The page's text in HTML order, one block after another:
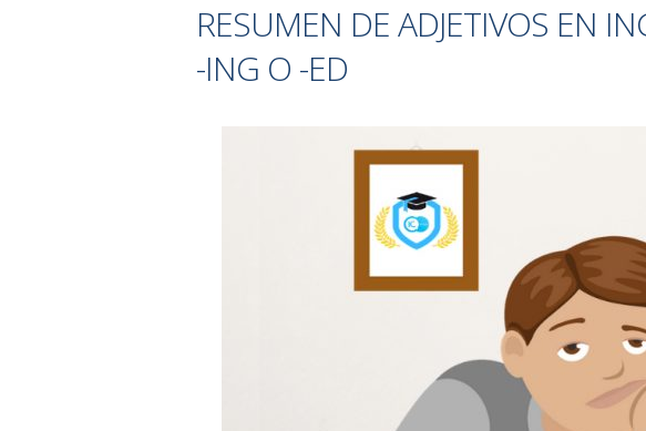
RESUMEN DE ADJETIVOS EN
-ING O -ED